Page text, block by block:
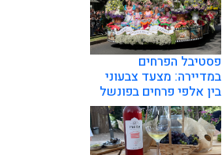
פסטיבל הפרחים
במדיירה: מצעד צבעוני
בין אלפי פרחים בפונשל